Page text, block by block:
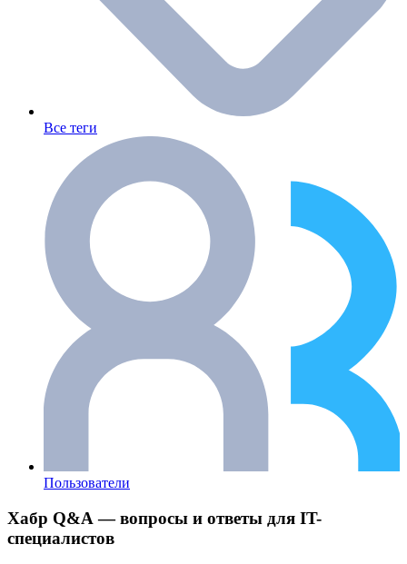
Все теги
Пользователи
Хабр Q&A — вопросы и ответы для IT-
специалистов